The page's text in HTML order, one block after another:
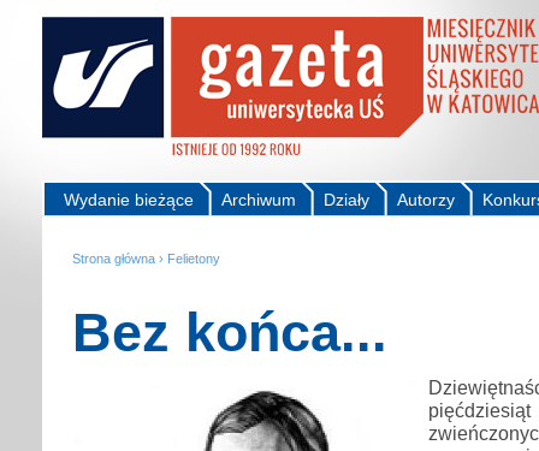
Autorzy
Działy
Archiwum
Wydanie bieżące
Strona główna › Felietony
Bez końca...